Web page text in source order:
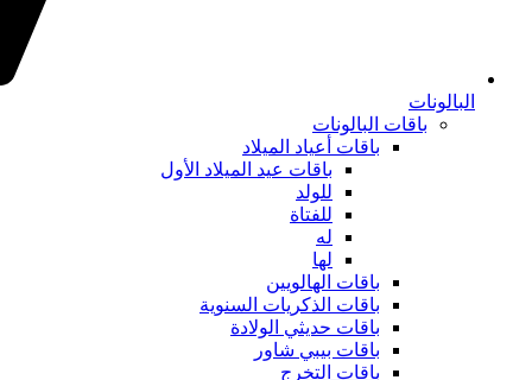
البالونات
باقات البالونات
باقات أعياد الميلاد
باقات عيد الميلاد الأول
للولد
للفتاة
له
لها
باقات الهالويين
باقات الذكريات السنوية
باقات حديثي الولادة
باقات بيبي شاور
باقات التخرج